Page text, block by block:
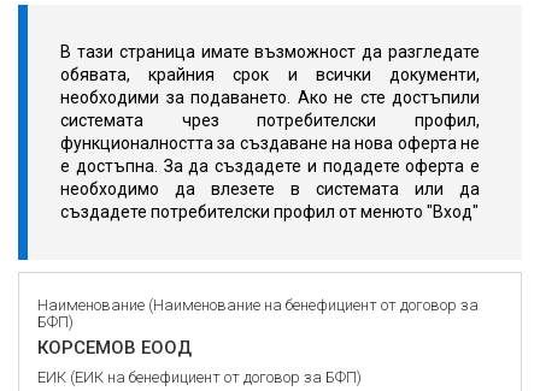
В тази страница имате възможност да разгледате
обявата, крайния срок и всички документи,
необходими за подаването. Ако не сте достъпили
системата чрез потребителски профил,
функционалността за създаване на нова оферта не
е достъпна. За да създадете и подадете оферта е
необходимо да влезете в системата или да
създадете потребителски профил от менюто "Вход"
Наименование (Наименование на бенефициент от договор за
БФП)
КОРСЕМОВ ЕООД
ЕИК (ЕИК на бенефициент от договор за БФП)